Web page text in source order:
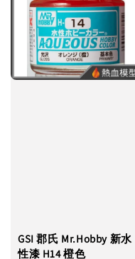
GSI 郡氏 Mr.Hobby 新水
性漆 H14 橙色